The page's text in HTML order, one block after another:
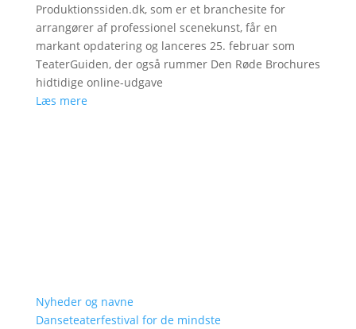
Produktionssiden.dk, som er et branchesite for
arrangører af professionel scenekunst, får en
markant opdatering og lanceres 25. februar som
TeaterGuiden, der også rummer Den Røde Brochures
hidtidige online-udgave
Læs mere
Nyheder og navne
Danseteaterfestival for de mindste